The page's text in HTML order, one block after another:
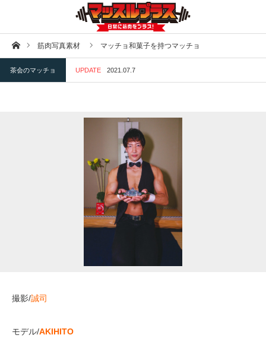
ホーム筋肉写真素材 マッチョ和菓子を持つマッチョ
茶会のマッチョ UPDATE 2021.07.7
撮影/誠司
モデル/AKIHITO